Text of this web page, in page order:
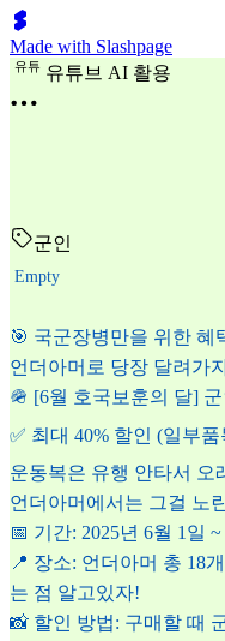
Made with Slashpage
유튜 유튜브 AI 활용
군인
Empty
🎯 국군장병만을 위한 혜
언더아머로 당장 달려가
🪖 [6월 호국보훈의 달]
✅ 최대 40% 할인 (일부
운동복은 유행 안타서 오
언더아머에서는 그걸 노
📅 기간: 2025년 6월 1일
📍 장소: 언더아머 총 18
는 점 알고있자!
📸 할인 방법: 구매할 때